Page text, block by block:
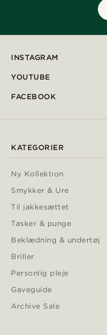
INSTAGRAM
YOUTUBE
FACEBOOK
KATEGORIER
Ny Kollektion
Smykker & Ure
Til jakkesættet
Tasker & punge
Beklædning & undertøj
Briller
Personlig pleje
Gaveguide
Archive Sale